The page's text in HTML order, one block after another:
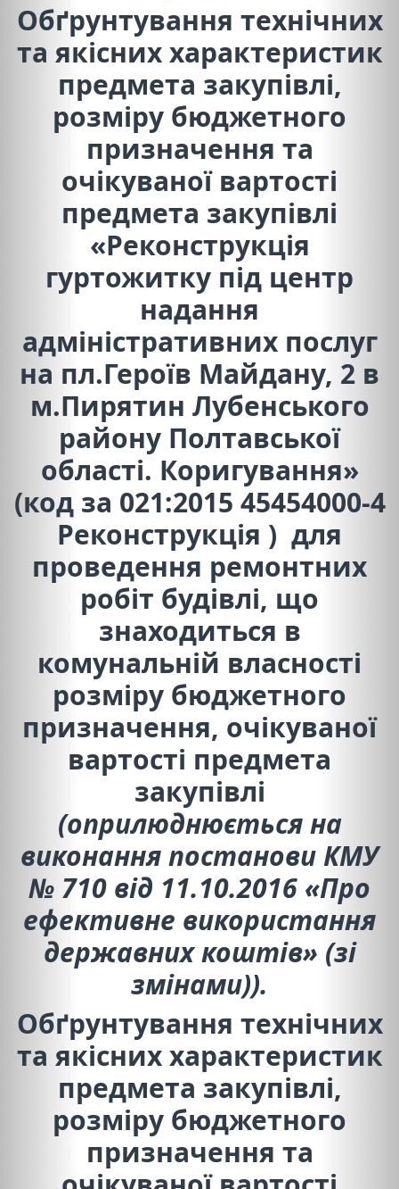
Обґрунтування технічних
та якісних характеристик
предмета закупівлі,
розміру бюджетного
призначення та
очікуваної вартості
предмета закупівлі
«Реконструкція
гуртожитку під центр
надання
адміністративних послуг
на пл.Героїв Майдану, 2 в
м.Пирятин Лубенського
району Полтавської
області. Коригування»
(код за 021:2015 45454000-4
Реконструкція ) для
проведення ремонтних
робіт будівлі, що
знаходиться в
комунальній власності
розміру бюджетного
призначення, очікуваної
вартості предмета
закупівлі
(оприлюднюється на
виконання постанови КМУ
№ 710 від 11.10.2016 «Про
ефективне використання
державних коштів» (зі
змінами)).
Обґрунтування технічних
та якісних характеристик
предмета закупівлі,
розміру бюджетного
призначення та